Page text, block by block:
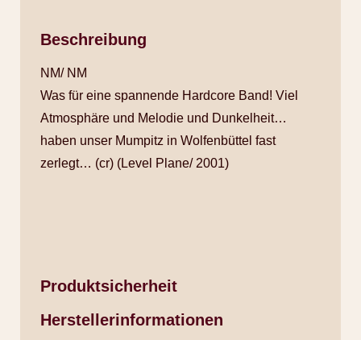
Beschreibung
NM/ NM
Was für eine spannende Hardcore Band! Viel
Atmosphäre und Melodie und Dunkelheit…
haben unser Mumpitz in Wolfenbüttel fast
zerlegt… (cr) (Level Plane/ 2001)
Produktsicherheit
Herstellerinformationen